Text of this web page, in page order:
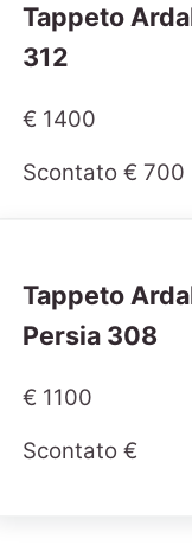
Tappeto
312
€ 1400
Scontato € 700
Tappeto
Persia 308
€ 1100
Scontato €